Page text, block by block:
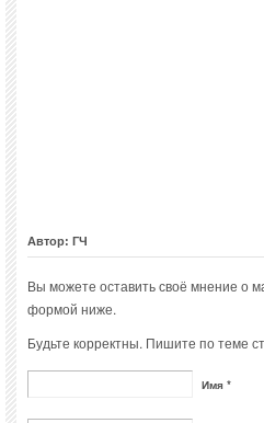
Автор: ГЧ
Вы можете оставить своё мнение о
формой ниже.
Будьте корректны. Пишите по теме
Имя *